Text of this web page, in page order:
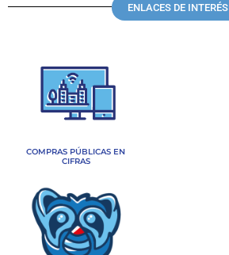
ENLACES DE INTERÉS
COMPRAS PÚBLICAS EN
CIFRAS